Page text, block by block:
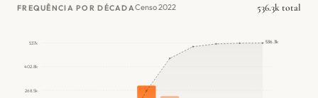
FREQUÊNCIA POR DÉCADACenso 2022 536.3k total
268.5k
402.8k
537k 536.3k